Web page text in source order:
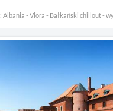
Albania - Vlora - Bałkański chillout -